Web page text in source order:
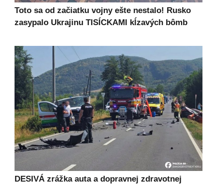
Toto sa od začiatku vojny ešte nestalo! Rusko
zasypalo Ukrajinu TISÍCKAMI kĺzavých bômb
DESIVÁ zrážka auta a dopravnej zdravotnej